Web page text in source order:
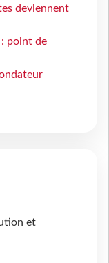
deviennent
: point de
et